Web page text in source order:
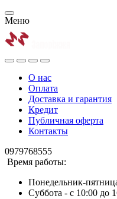
Меню
О нас
Оплата
Доставка и гарантия
Кредит
Публичная оферта
Контакты
0979768555
Время работы:
Понедельник-
Суббота - с 10:00 до